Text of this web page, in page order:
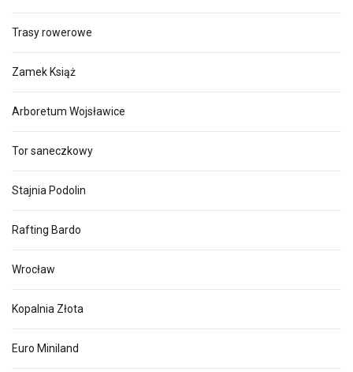
Trasy rowerowe
Zamek Książ
Arboretum Wojsławice
Tor saneczkowy
Stajnia Podolin
Rafting Bardo
Wrocław
Kopalnia Złota
Euro Miniland